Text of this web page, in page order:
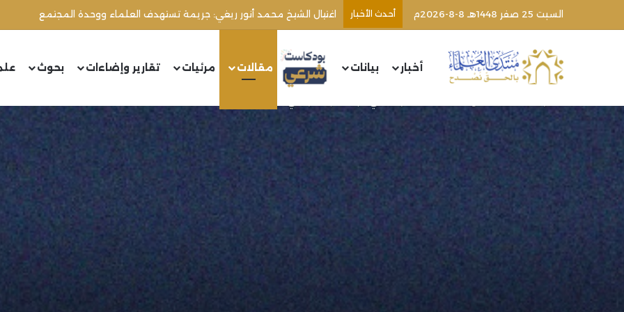
السبت 25 صفر 1448هـ 8-8-2026م أحدث الأخبار
أخبار بيانات مقالات مرئيات تقارير وإضاءات بحوث